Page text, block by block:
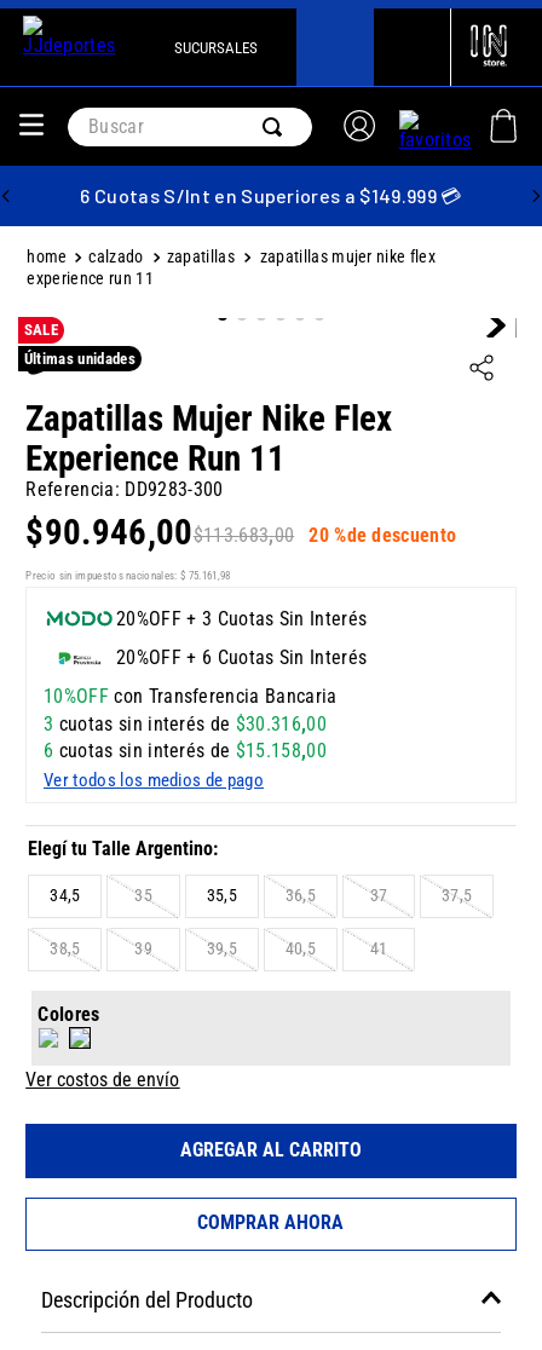
SUCURSALES
Buscar
6 Cuotas S/Int en Superiores a $149.999 💳
calzado zapatillas
zapatillas mujer nike flex
experience run 11
SALE
Últimas unidades
Zapatillas Mujer Nike Flex
Experience Run 11
Referencia: DD9283-300
$113.683,00
$90.946,00 20 %de descuento
Precio sin impuestos nacionales: $ 75. 161 ,98
20%OFF + 3 Cuotas Sin Interés
20%OFF + 6 Cuotas Sin Interés
10%OFFcon Transferencia Bancaria
3 cuotas sin interés de $30.316,00
6 cuotas sin interés de $15.158,00
Ver todos los medios de pago
34,5 35 35,5 36,5 37 37,5
38,5 39 39,5 40,5 41
Colores
Ver costos de envío
AGREGAR AL CARRITO
COMPRAR AHORA
Descripción del Producto